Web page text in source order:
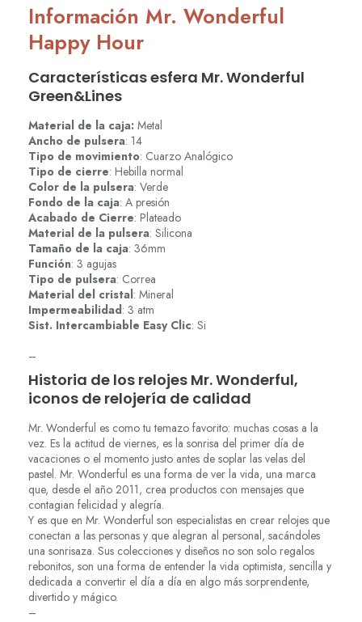
Información Mr. Wonderful
Happy Hour
Características esfera Mr. Wonderful
Green&Lines
Material de la caja: Metal
Ancho de pulsera: 14
Tipo de movimiento: Cuarzo Analógico
Tipo de cierre: Hebilla normal
Color de la pulsera: Verde
Fondo de la caja: A presión
Acabado de Cierre: Plateado
Material de la pulsera: Silicona
Tamaño de la caja: 36mm
Función: 3 agujas
Tipo de pulsera: Correa
Material del cristal: Mineral
Impermeabilidad: 3 atm
Sist. Intercambiable Easy Clic: Si
–
Historia de los relojes Mr. Wonderful,
iconos de relojería de calidad
Mr. Wonderful es como tu temazo favorito: muchas cosas a la
vez. Es la actitud de viernes, es la sonrisa del primer día de
vacaciones o el momento justo antes de soplar las velas del
pastel. Mr. Wonderful es una forma de ver la vida, una marca
que, desde el año 2011, crea productos con mensajes que
contagian felicidad y alegría.
Y es que en Mr. Wonderful son especialistas en crear relojes que
conectan a las personas y que alegran al personal, sacándoles
una sonrisaza. Sus colecciones y diseños no son solo regalos
rebonitos, son una forma de entender la vida optimista, sencilla y
dedicada a convertir el día a día en algo más sorprendente,
divertido y mágico.
–